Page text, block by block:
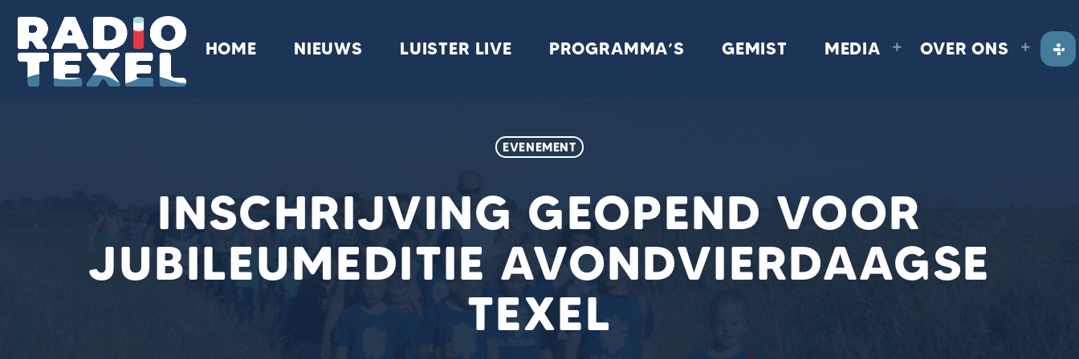
HOME NIEUWS LUISTER LIVE PROGRAMMA’S GEMIST MEDIA OVER ONS
EVENEMENT
INSCHRIJVING GEOPEND VOOR
JUBILEUMEDITIE AVONDVIERDAAGSE
TEXEL